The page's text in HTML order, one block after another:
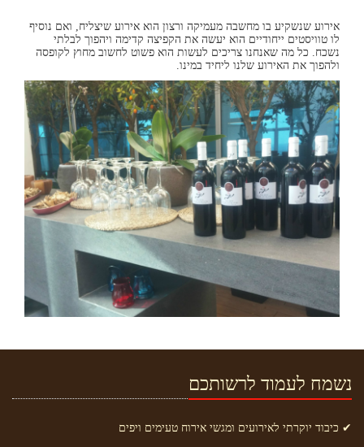
אירוע שנשקיע בו מחשבה מעמיקה ורצון הוא אירוע שיצליח, ואם נוסיף
לו טוויסטים ייחודיים הוא יעשה את הקפיצה קדימה ויהפוך לבלתי
נשכח. כל מה שאנחנו צריכים לעשות הוא פשוט לחשוב מחוץ לקופסה
ולהפוך את האירוע שלנו ליחיד במינו.
נשמח לעמוד לרשותכם
✔ כיבוד יוקרתי לאירועים ומגשי אירוח טעימים ויפים